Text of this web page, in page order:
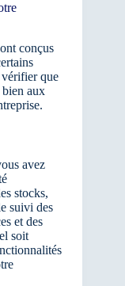
conçus
vérifier que
aux
avez
stocks,
suivi des
et des
soit